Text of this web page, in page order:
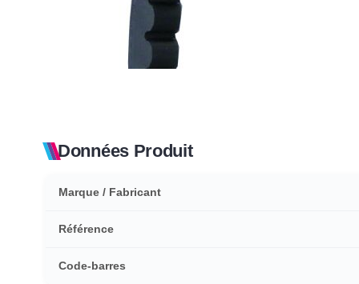
Données Produit
Marque / Fabricant
Référence
Code-barres